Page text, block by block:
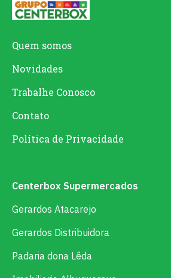
Quem somos
Novidades
Trabalhe Conosco
Contato
Política de Privacidade
Centerbox Supermercados
Gerardos Atacarejo
Gerardos Distribuidora
Padaria dona Lêda